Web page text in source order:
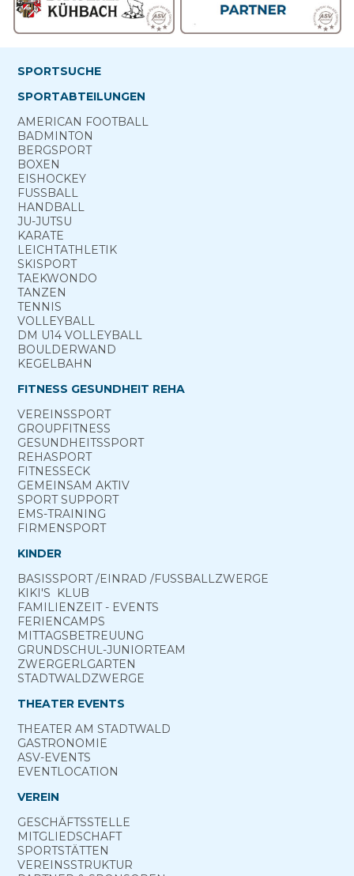
SPORTSUCHE
SPORTABTEILUNGEN
AMERICAN FOOTBALL
BADMINTON
BERG­SPORT
BOXEN
EISHOCKEY
FUSSBALL
HANDBALL
JU-JUTSU
KARATE
LEICHTATHLETIK
SKISPORT
TAEKWONDO
TANZEN
TENNIS
VOLLEYBALL
DM U14 VOLLEYBALL
BOULDERWAND
KEGELBAHN
FITNESS GESUNDHEIT REHA
VEREINS­SPORT
GROUP­FITNESS
GESUNDHEITS­SPORT
REHA­SPORT
FITNESS­ECK
GEMEINSAM ­AKTIV
SPORT ­SUPPORT
EMS-TRAINING
FIRMENSPORT
KINDER
BASIS­SPORT ­/EINRAD /­FUSS­BALL­ZWERGE
KIKI'S ­ KLUB
FAMILIENZEIT - EVENTS
FERIEN­CAMPS
MITTAGS­BETREUUNG
GRUND­SCHUL-­JUNIOR­TEAM
ZWERGERL­GARTEN
STADT­WALD­ZWERGE
THEATER EVENTS
THEATER AM­ STADTWALD
GASTRONOMIE
ASV-­EVENTS
EVENTLOCATION
VEREIN
GESCHÄFTSSTELLE
MITGLIEDSCHAFT
SPORTSTÄTTEN
VEREINSSTRUKTUR